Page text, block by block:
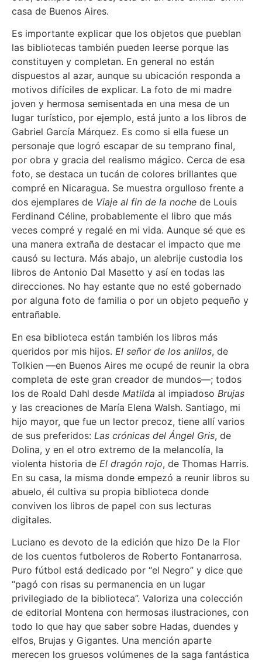
casa de Buenos Aires.
Es importante explicar que los objetos que pueblan
las bibliotecas también pueden leerse porque las
constituyen y completan. En general no están
dispuestos al azar, aunque su ubicación responda a
motivos difíciles de explicar. La foto de mi madre
joven y hermosa semisentada en una mesa de un
lugar turístico, por ejemplo, está junto a los libros de
Gabriel García Márquez. Es como si ella fuese un
personaje que logró escapar de su temprano final,
por obra y gracia del realismo mágico. Cerca de esa
foto, se destaca un tucán de colores brillantes que
compré en Nicaragua. Se muestra orgulloso frente a
dos ejemplares de Viaje al fin de la noche de Louis
Ferdinand Céline, probablemente el libro que más
veces compré y regalé en mi vida. Aunque sé que es
una manera extraña de destacar el impacto que me
causó su lectura. Más abajo, un alebrije custodia los
libros de Antonio Dal Masetto y así en todas las
direcciones. No hay estante que no esté gobernado
por alguna foto de familia o por un objeto pequeño y
entrañable.
En esa biblioteca están también los libros más
queridos por mis hijos. El señor de los anillos, de
Tolkien —en Buenos Aires me ocupé de reunir la obra
completa de este gran creador de mundos—; todos
los de Roald Dahl desde Matilda al impiadoso Brujas
y las creaciones de María Elena Walsh. Santiago, mi
hijo mayor, que fue un lector precoz, tiene allí varios
de sus preferidos: Las crónicas del Ángel Gris, de
Dolina, y en el otro extremo de la melancolía, la
violenta historia de El dragón rojo, de Thomas Harris.
En su casa, la misma donde empezó a reunir libros su
abuelo, él cultiva su propia biblioteca donde
conviven los libros de papel con sus lecturas
digitales.
Luciano es devoto de la edición que hizo De la Flor
de los cuentos futboleros de Roberto Fontanarrosa.
Puro fútbol está dedicado por “el Negro” y dice que
“pagó con risas su permanencia en un lugar
privilegiado de la biblioteca”. Valoriza una colección
de editorial Montena con hermosas ilustraciones, con
todo lo que hay que saber sobre Hadas, duendes y
elfos, Brujas y Gigantes. Una mención aparte
merecen los gruesos volúmenes de la saga fantástica